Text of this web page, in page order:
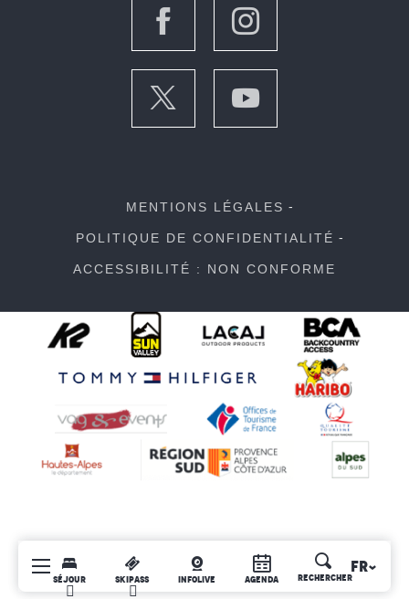
SÉJOUR SKIPASS INFOLIVE AGENDA
Recherche
FR
MENTIONS LÉGALES
POLITIQUE DE CONFIDENTIALITÉ
ACCESSIBILITÉ : NON CONFORME